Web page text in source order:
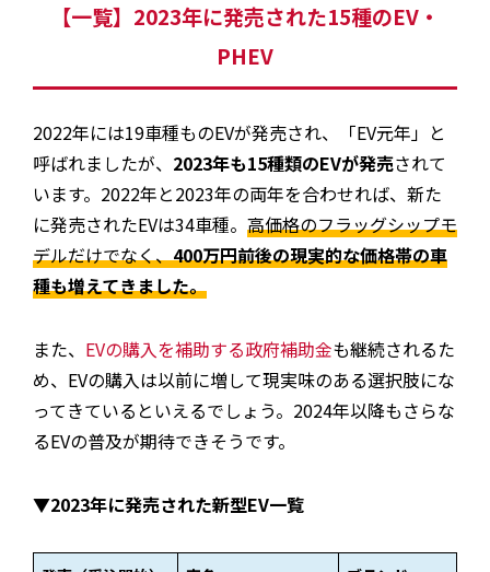
【一覧】2023年に発売された15種のEV・
PHEV
2022年には19車種ものEVが発売され、「EV元年」と
呼ばれましたが、 2023年も15種類のEVが発売されて
います。2022年と2023年の両年を合わせれば、新た
に発売されたEVは34車種。 高価格のフラッグシップモ
デルだけでなく、400万円前後の現実的な価格帯の車
種も増えてきました。
また、 EVの購入を補助する政府補助金も継続されるた
め、EVの購入は以前に増して現実味のある選択肢にな
ってきているといえるでしょう。2024年以降もさらな
るEVの普及が期待できそうです。
▼2023年に発売された新型EV一覧